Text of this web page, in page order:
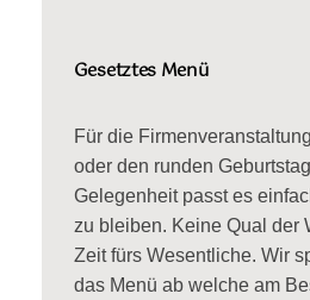
Gesetztes Menü
Für die
oder den runden
Gelegenheit passt es
zu bleiben. Keine Qual der
Zeit fürs Wesentliche. Wir
das Menü ab welche am